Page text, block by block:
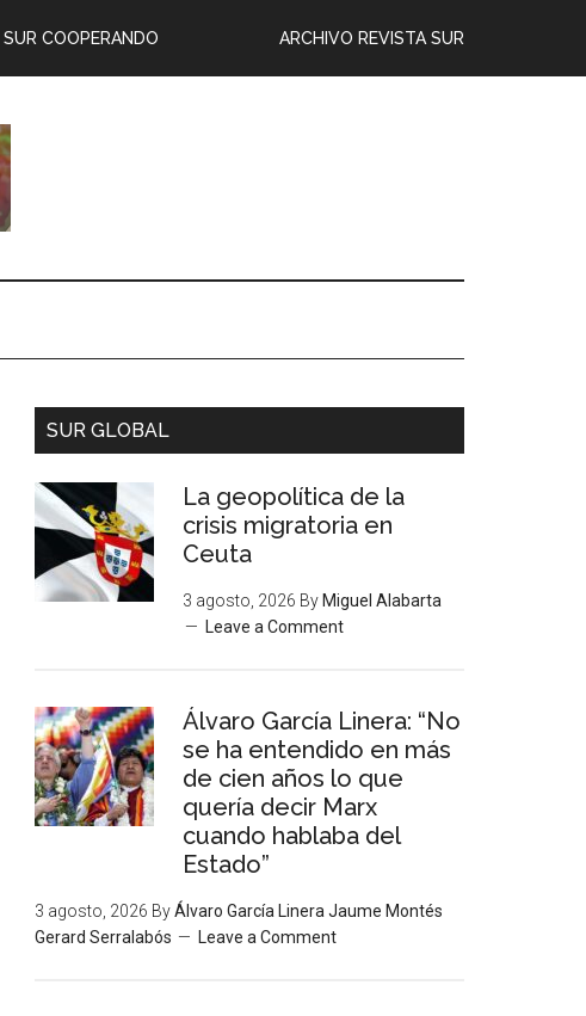
ARCHIVO REVISTA SUR
SUR COOPERANDO
SUR GLOBAL
La geopolítica de la
crisis migratoria en
Ceuta
3 agosto, 2026 By Miguel Alabarta
Leave a Comment
Álvaro García Linera: “No
se ha entendido en más
de cien años lo que
quería decir Marx
cuando hablaba del
Estado”
3 agosto, 2026 ByÁlvaro García Linera Jaume Montés
Gerard Serralabós
Leave a Comment